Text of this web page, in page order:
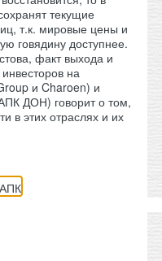
текущие
т.к. мировые цены и
говядину доступнее.
факт выхода и
на
и Charoen) и
ДОН) говорит о том,
в этих отраслях и их